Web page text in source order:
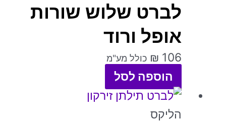
לברט שלוש שורות
אופל ורוד
₪ 106 כולל מע"מ
הוספה לסל
הליקס
למוצר
זה